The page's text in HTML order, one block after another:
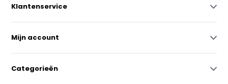
Klantenservice
Mijn account
Categorieën